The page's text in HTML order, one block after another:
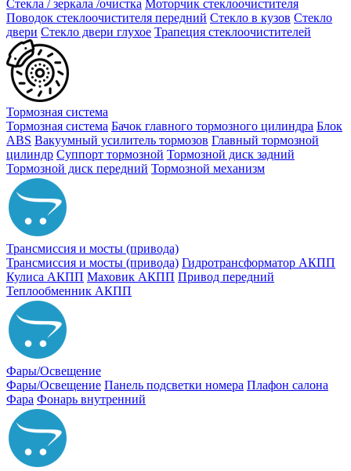
Стекла / зеркала /очистка Моторчик стеклоочистителя
Поводок стеклоочистителя передний Стекло в кузов Стекло
двери Стекло двери глухое Трапеция стеклоочистителей
Тормозная система
Тормозная система Бачок главного тормозного цилиндра Блок
ABS Вакуумный усилитель тормозов Главный тормозной
цилиндр Суппорт тормозной Тормозной диск задний
Тормозной диск передний Тормозной механизм
Трансмиссия и мосты (привода)
Трансмиссия и мосты (привода) Гидротрансформатор АКПП
Кулиса АКПП Маховик АКПП Привод передний
Теплообменник АКПП
Фары/Освещение
Фары/Освещение Панель подсветки номера Плафон салона
Фара Фонарь внутренний